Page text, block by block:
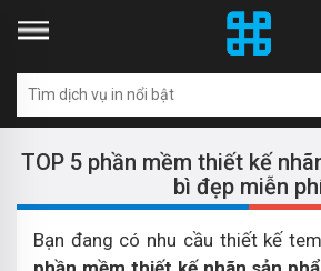
TOP 5 phần mềm thiết kế
bì đẹp miễn
Bạn đang có nhu cầu thiết kế